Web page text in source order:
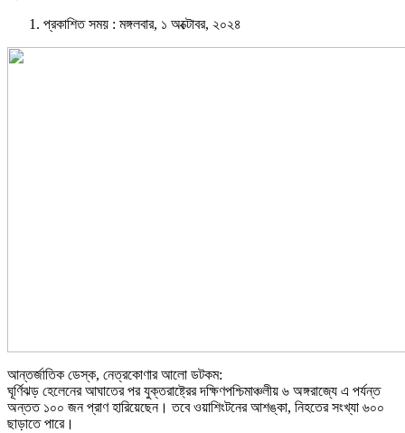
প্রকাশিত সময় : মঙ্গলবার, ১ অক্টোবর, ২০২৪
আন্তর্জাতিক ডেস্ক, নেত্রকোণার আলো ডটকম:
ঘূর্ণিঝড় হেলেনের আঘাতের পর যুক্তরাষ্ট্রের দক্ষিণপশ্চিমাঞ্চলীয় ৬ অঙ্গরাজ্যে এ পর্যন্ত
অন্তত ১০০ জন প্রাণ হারিয়েছেন। তবে ওয়াশিংটনের আশঙ্কা, নিহতের সংখ্যা ৬০০
ছাড়াতে পারে।